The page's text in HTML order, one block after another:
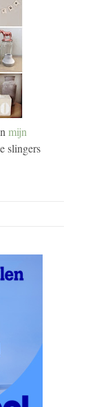
mijn
slingers